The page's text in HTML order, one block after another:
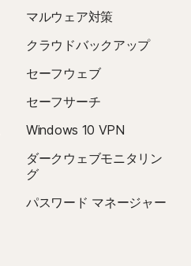
マルウェア対策
クラウドバックアップ
セーフウェブ
セーフサーチ
Windows 10 VPN
ダークウェブモニタリン
グ
パスワード マネージャー